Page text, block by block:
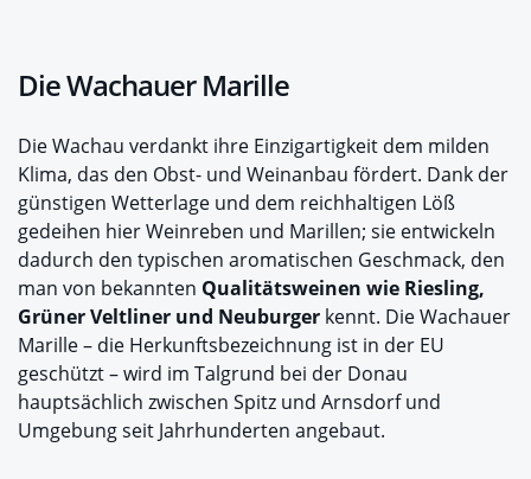
Die Wachauer Marille
Die Wachau verdankt ihre Einzigartigkeit dem milden
Klima, das den Obst- und Weinanbau fördert. Dank der
günstigen Wetterlage und dem reichhaltigen Löß
gedeihen hier Weinreben und Marillen; sie entwickeln
dadurch den typischen aromatischen Geschmack, den
man von bekannten Qualitätsweinen wie Riesling,
Grüner Veltliner und Neuburger kennt. Die Wachauer
Marille – die Herkunftsbezeichnung ist in der EU
geschützt – wird im Talgrund bei der Donau
hauptsächlich zwischen Spitz und Arnsdorf und
Umgebung seit Jahrhunderten angebaut.